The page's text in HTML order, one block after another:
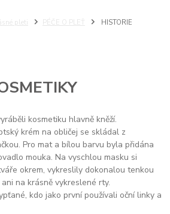
pleti PÉČE O PLEŤ
HISTORIE
kosmetiku hlavně kněží.
krém na obličej se skládal z
Pro mat a bílou barvu byla přidána
mouka. Na vyschlou masku ​​si
okrem, vykreslily dokonalou tenkou
na krásně vykreslené rty.
kdo jako první používali oční linky a